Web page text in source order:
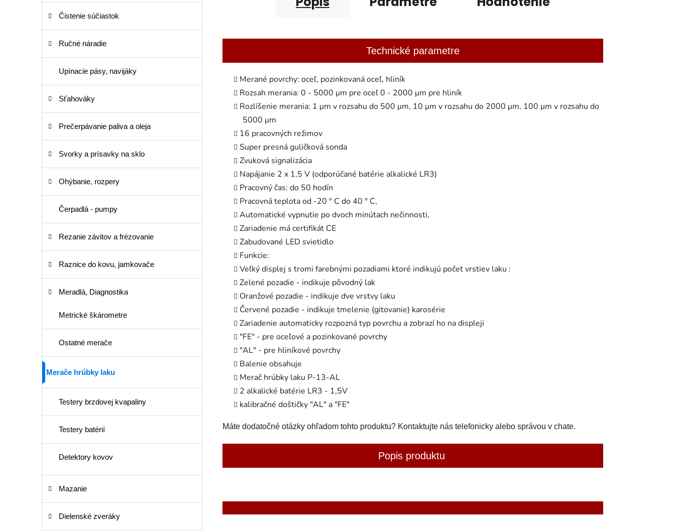
Čistenie súčiastok
Ručné náradie
Upínacie pásy, navijáky
Sťahováky
Prečerpávanie paliva a oleja
Svorky a prísavky na sklo
Ohýbanie, rozpery
Čerpadlá - pumpy
Rezanie závitov a frézovanie
Raznice do kovu, jamkovače
Meradlá, Diagnostika
Metrické škárometre
Ostatné merače
Merače hrúbky laku
Testery brzdovej kvapaliny
Testery batérií
Detektory kovov
Mazanie
Dielenské zveráky
Technické parametre
Merané povrchy: oceľ, pozinkovaná oceľ, hliník
Rozsah merania: 0 - 5000 μm pre oceľ 0 - 2000 μm pre hliník
Rozlíšenie merania: 1 μm v rozsahu do 500 μm, 10 μm v rozsahu do 2000 μm, 100 μm v rozsahu do
5000 μm
16 pracovných režimov
Super presná guličková sonda
Zvuková signalizácia
Napájanie 2 x 1,5 V (odporúčané batérie alkalické LR3)
Pracovný čas: do 50 hodín
Pracovná teplota od -20 ° C do 40 ° C,
Automatické vypnutie po dvoch minútach nečinnosti,
Zariadenie má certifikát CE
Zabudované LED svietidlo
Funkcie:
Veľký displej s tromi farebnými pozadiami ktoré indikujú počet vrstiev laku :
Zelené pozadie - indikuje pôvodný lak
Oranžové pozadie - indikuje dve vrstvy laku
Červené pozadie - indikuje tmelenie (gitovanie) karosérie
Zariadenie automaticky rozpozná typ povrchu a zobrazí ho na displeji
"FE" - pre oceľové a pozinkované povrchy
"AL" - pre hliníkové povrchy
Balenie obsahuje
Merač hrúbky laku P-13-AL
2 alkalické batérie LR3 - 1,5V
kalibračné doštičky "AL" a "FE"
Máte dodatočné otázky ohľadom tohto produktu? Kontaktujte nás telefonicky alebo správou v chate.
Popis produktu